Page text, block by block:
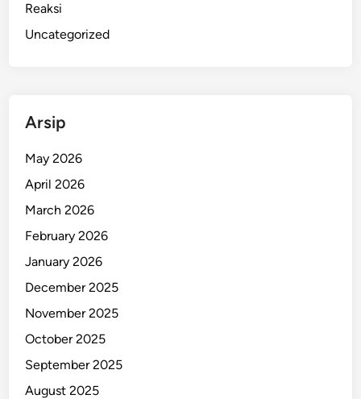
Reaksi
Uncategorized
Arsip
May 2026
April 2026
March 2026
February 2026
January 2026
December 2025
November 2025
October 2025
September 2025
August 2025